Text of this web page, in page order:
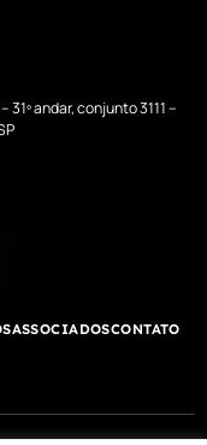
31º andar, conjunto 3111 –
ASSOCIADOSCONTATO